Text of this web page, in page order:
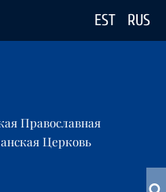
EST RUS
Православная
Церковь